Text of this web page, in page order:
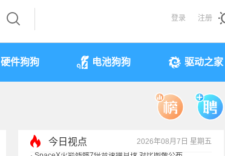
登录 注册
硬件狗狗 电池狗狗 驱动之家
今日视点 2026年08月7日 星期五
SpaceX火箭残骸7倍音速撞月球 对比图像公布
·歌手汪峰：公司因AI已从1100人优化到400人